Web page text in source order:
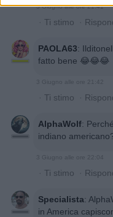
3 Giugno alle ore 21:41
· Ti stimo ·
PAOLA63:
fatto bene 😂😂😂
3 Giugno alle ore 21:42
· Ti stimo ·
AlphaWolf:
indiano
3 Giugno alle ore 22:04
· Ti stimo ·
Specialista:
in America